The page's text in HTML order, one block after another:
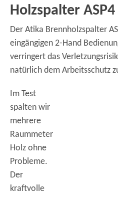
Holzspalter
Der Atika Brennholzspalter
eingängigen 2-Hand
verringert das
natürlich dem Arbeitsschutz
Im Test
spalten wir
mehrere
Raummeter
Holz ohne
Probleme.
Der
kraftvolle